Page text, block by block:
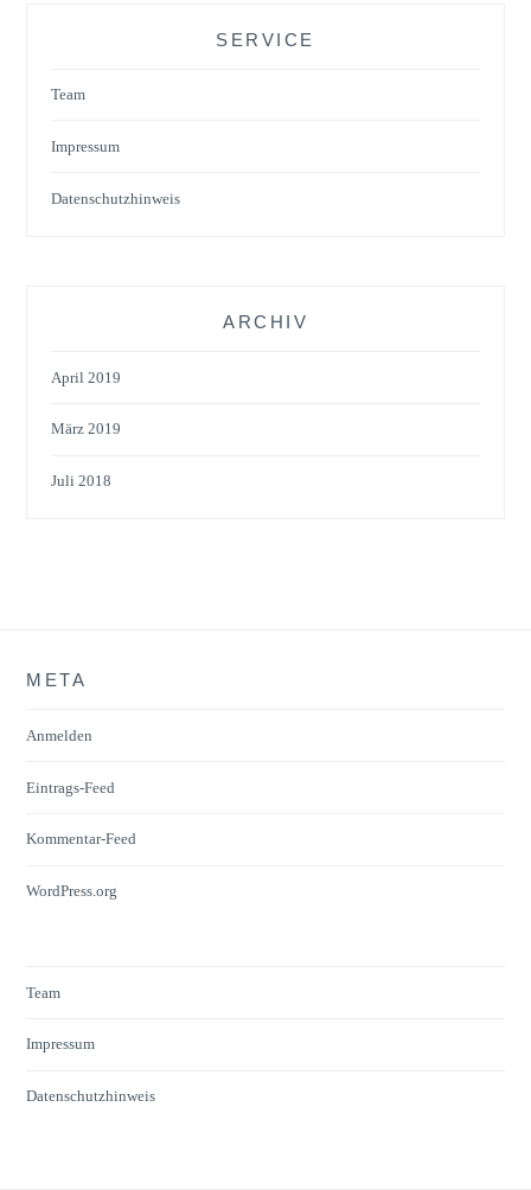
SERVICE
Team
Impressum
Datenschutzhinweis
ARCHIV
April 2019
März 2019
Juli 2018
META
Anmelden
Eintrags-Feed
Kommentar-Feed
WordPress.org
Team
Impressum
Datenschutzhinweis